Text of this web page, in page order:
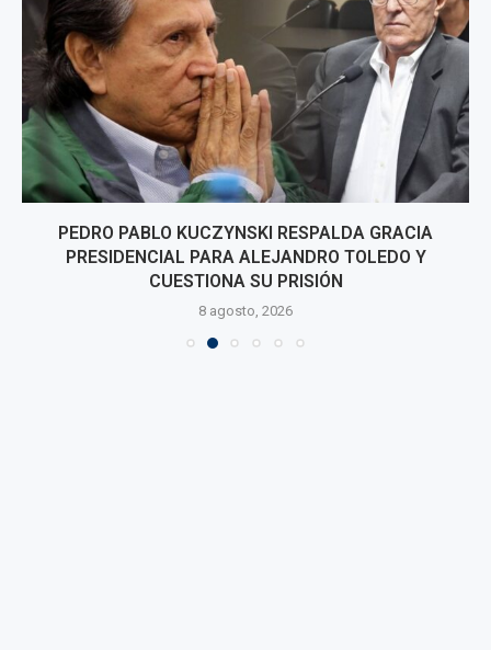
PEDRO PABLO KUCZYNSKI RESPALDA GRACIA
PRESIDENCIAL PARA ALEJANDRO TOLEDO Y
CUESTIONA SU PRISIÓN
8 agosto, 2026